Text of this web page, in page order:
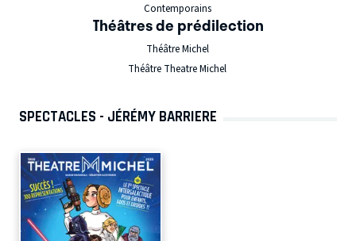
Contemporains
Théâtres de prédilection
Théâtre Michel
Théâtre Theatre Michel
SPECTACLES - JÉRÉMY BARRIERE